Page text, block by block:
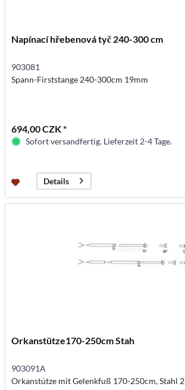
Napínací hřebenová tyč 240-300 cm
903081
Spann-Firststange 240-300cm 19mm
694,00 CZK *
Sofort versandfertig. Lieferzeit 2-4 Tage.
Details
Orkanstütze170-250cm Stah
903091A
Orkanstütze mit Gelenkfuß 170-250cm, Stahl